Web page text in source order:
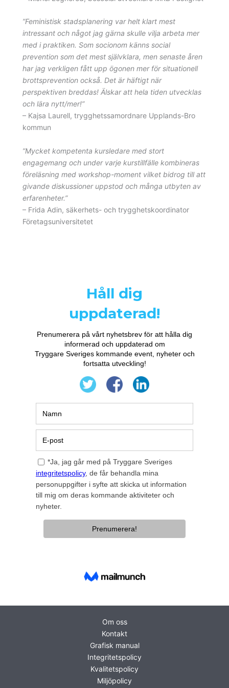
”Feministisk stadsplanering var helt klart mest
intressant och något jag gärna skulle vilja arbeta mer
med i praktiken. Som socionom känns social
prevention som det mest självklara, men senaste åren
har jag verkligen fått upp ögonen mer för situationell
brottsprevention också. Det är häftigt när
perspektiven breddas! Älskar att hela tiden utvecklas
och lära nytt/mer!”
– Kajsa Laurell, trygghetssamordnare Upplands-Bro
kommun
”Mycket kompetenta kursledare med stort
engagemang och under varje kurstillfälle kombineras
föreläsning med workshop-moment vilket bidrog till att
givande diskussioner uppstod och många utbyten av
erfarenheter.”
– Frida Adin, säkerhets- och trygghetskoordinator
Företagsuniversitetet
Om oss
Kontakt
Grafisk manual
Integritetspolicy
Kvalitetspolicy
Miljöpolicy